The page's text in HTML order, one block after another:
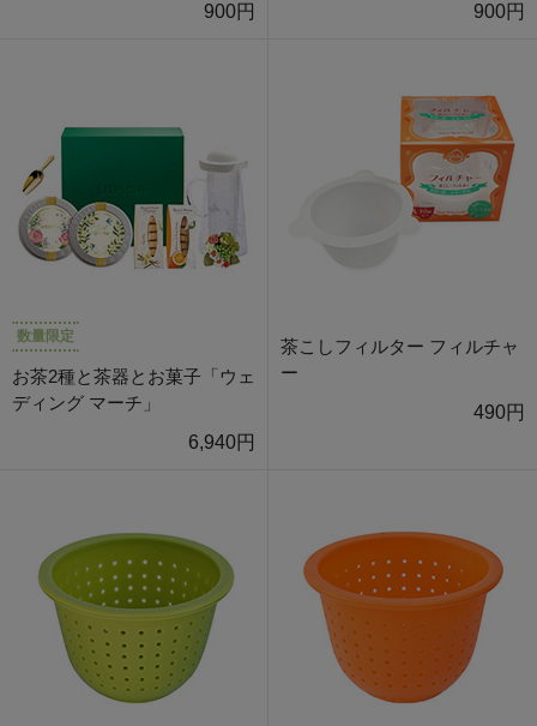
900円
900円
数量限定
お茶2種と茶器とお菓子「ウェ
ディング マーチ」
6,940円
茶こしフィルター フィルチャ
ー
490円